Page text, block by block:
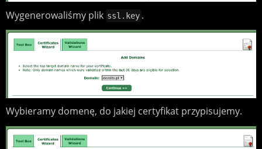
Wygenerowaliśmy plik ssl.key .
Wybieramy domenę, do jakiej certyfikat przypisujemy.